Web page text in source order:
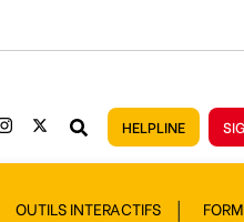
HELPLINE
OUTILS INTERACTIFS